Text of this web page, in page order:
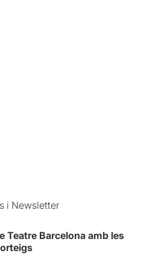
i Newsletter
Teatre Barcelona amb les